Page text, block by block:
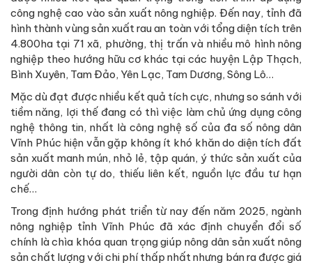
công nghệ cao vào sản xuất nông nghiệp. Đến nay, tỉnh đã
hình thành vùng sản xuất rau an toàn với tổng diện tích trên
4.800ha tại 71 xã, phường, thị trấn và nhiều mô hình nông
nghiệp theo hướng hữu cơ khác tại các huyện Lập Thạch,
Bình Xuyên, Tam Đảo, Yên Lạc, Tam Dương, Sông Lô…
Mặc dù đạt được nhiều kết quả tích cực, nhưng so sánh với
tiềm năng, lợi thế đang có thì việc làm chủ ứng dụng công
nghệ thông tin, nhất là công nghệ số của đa số nông dân
Vĩnh Phúc hiện vẫn gặp không ít khó khăn do diện tích đất
sản xuất manh mún, nhỏ lẻ, tập quán, ý thức sản xuất của
người dân còn tự do, thiếu liên kết, nguồn lực đầu tư hạn
chế…
Trong định hướng phát triển từ nay đến năm 2025, ngành
nông nghiệp tỉnh Vĩnh Phúc đã xác định chuyển đổi số
chính là chìa khóa quan trọng giúp nông dân sản xuất nông
sản chất lượng với chi phí thấp nhất nhưng bán ra được giá